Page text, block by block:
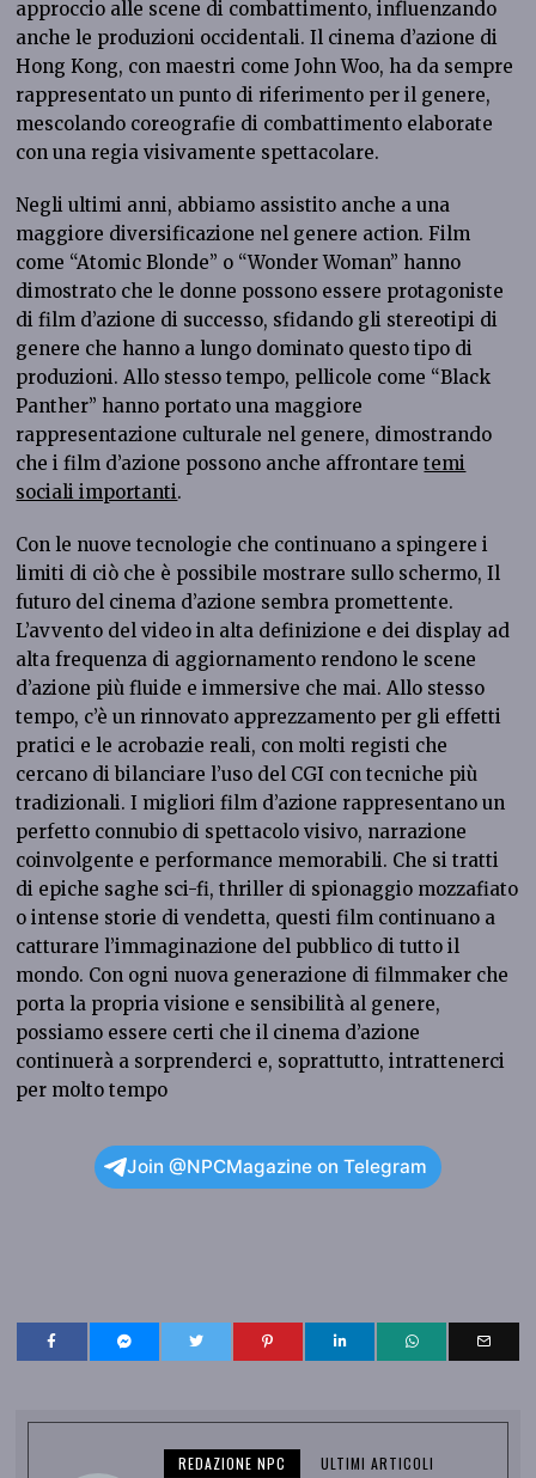
approccio alle scene di combattimento, influenzando
anche le produzioni occidentali. Il cinema d’azione di
Hong Kong, con maestri come John Woo, ha da sempre
rappresentato un punto di riferimento per il genere,
mescolando coreografie di combattimento elaborate
con una regia visivamente spettacolare.
Negli ultimi anni, abbiamo assistito anche a una
maggiore diversificazione nel genere action. Film
come “Atomic Blonde” o “Wonder Woman” hanno
dimostrato che le donne possono essere protagoniste
di film d’azione di successo, sfidando gli stereotipi di
genere che hanno a lungo dominato questo tipo di
produzioni. Allo stesso tempo, pellicole come “Black
Panther” hanno portato una maggiore
rappresentazione culturale nel genere, dimostrando
che i film d’azione possono anche affrontaretemi
sociali importanti.
Con le nuove tecnologie che continuano a spingere i
limiti di ciò che è possibile mostrare sullo schermo, Il
futuro del cinema d’azione sembra promettente.
L’avvento del video in alta definizione e dei display ad
alta frequenza di aggiornamento rendono le scene
d’azione più fluide e immersive che mai. Allo stesso
tempo, c’è un rinnovato apprezzamento per gli effetti
pratici e le acrobazie reali, con molti registi che
cercano di bilanciare l’uso del CGI con tecniche più
tradizionali. I migliori film d’azione rappresentano un
perfetto connubio di spettacolo visivo, narrazione
coinvolgente e performance memorabili. Che si tratti
di epiche saghe sci-fi, thriller di spionaggio mozzafiato
o intense storie di vendetta, questi film continuano a
catturare l’immaginazione del pubblico di tutto il
mondo. Con ogni nuova generazione di filmmaker che
porta la propria visione e sensibilità al genere,
possiamo essere certi che il cinema d’azione
continuerà a sorprenderci e, soprattutto, intrattenerci
per molto tempo
Join @NPCMagazine on Telegram
REDAZIONE NPC ULTIMI ARTICOLI